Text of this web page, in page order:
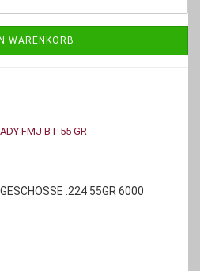
WARENKORB
.224 55GR 6000